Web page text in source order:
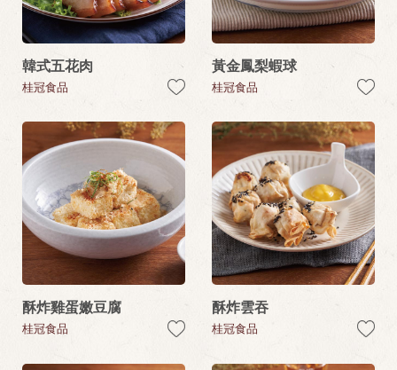
韓式五花肉
桂冠食品
黃金鳳梨蝦球
桂冠食品
酥炸雞蛋嫩豆腐
桂冠食品
酥炸雲吞
桂冠食品